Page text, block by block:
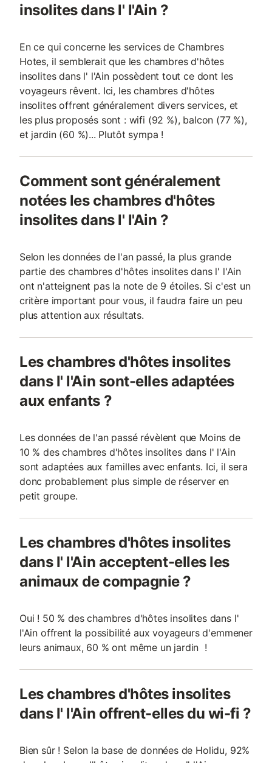
insolites dans l' l'Ain ?
En ce qui concerne les services de Chambres
Hotes, il semblerait que les chambres d'hôtes
insolites dans l' l'Ain possèdent tout ce dont les
voyageurs rêvent. Ici, les chambres d'hôtes
insolites offrent généralement divers services, et
les plus proposés sont : wifi (92 %), balcon (77 %),
et jardin (60 %)... Plutôt sympa !
Comment sont généralement
notées les chambres d'hôtes
insolites dans l' l'Ain ?
Selon les données de l'an passé, la plus grande
partie des chambres d'hôtes insolites dans l' l'Ain
ont n'atteignent pas la note de 9 étoiles. Si c'est un
critère important pour vous, il faudra faire un peu
plus attention aux résultats.
Les chambres d'hôtes insolites
dans l' l'Ain sont-elles adaptées
aux enfants ?
Les données de l'an passé révèlent que Moins de
10 % des chambres d'hôtes insolites dans l' l'Ain
sont adaptées aux familles avec enfants. Ici, il sera
donc probablement plus simple de réserver en
petit groupe.
Les chambres d'hôtes insolites
dans l' l'Ain acceptent-elles les
animaux de compagnie ?
Oui ! 50 % des chambres d'hôtes insolites dans l'
l'Ain offrent la possibilité aux voyageurs d'emmener
leurs animaux, 60 % ont même un jardin !
Les chambres d'hôtes insolites
dans l' l'Ain offrent-elles du wi-fi ?
Bien sûr ! Selon la base de données de Holidu, 92%